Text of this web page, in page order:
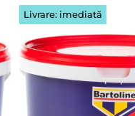
Livrare: imediată